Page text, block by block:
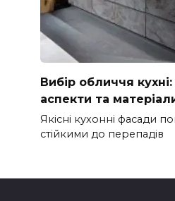
Вибір обличчя
аспекти та
Якісні кухонні фасади
стійкими до перепадів